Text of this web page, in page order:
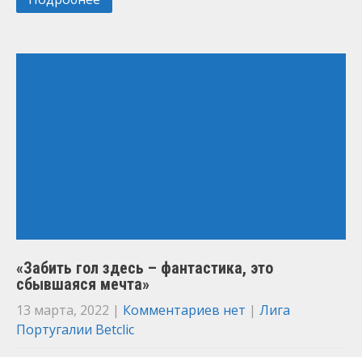
«Забить гол здесь – фантастика, это
сбывшаяся мечта»
13 марта, 2022 | Комментариев нет | Лига
Португалии Betclic